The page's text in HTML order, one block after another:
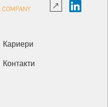
Кариери
Контакти